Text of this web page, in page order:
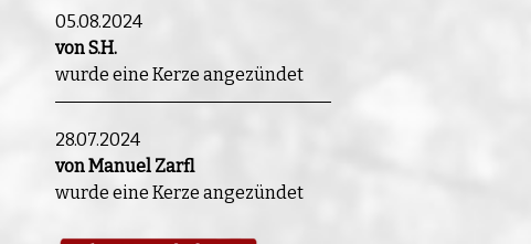
05.08.2024
von S.H.
wurde eine Kerze angezündet
28.07.2024
von Manuel Zarfl
wurde eine Kerze angezündet